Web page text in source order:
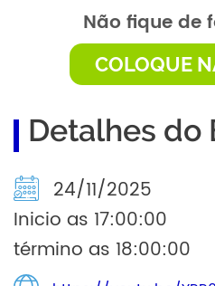
Não fique de
COLOQUE
Detalhes do
24/11/2025
Inicio as 17:00:00
término as 18:00:00